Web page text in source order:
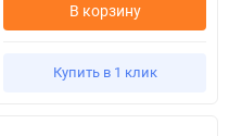
В корзину
Купить в 1 клик